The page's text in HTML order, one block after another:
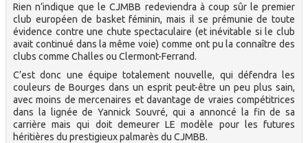
Rien n’indique que le CJMBB redeviendra à coup sûr le premier
club européen de basket féminin, mais il se prémunie de toute
évidence contre une chute spectaculaire (et inévitable si le club
avait continué dans la même voie) comme ont pu la connaître des
clubs comme Challes ou Clermont-Ferrand.
C’est donc une équipe totalement nouvelle, qui défendra les
couleurs de Bourges dans un esprit peut-être un peu plus sain,
avec moins de mercenaires et davantage de vraies compétitrices
dans la lignée de Yannick Souvré, qui a annoncé la fin de sa
carrière mais qui doit demeurer LE modèle pour les futures
héritières du prestigieux palmarès du CJMBB.